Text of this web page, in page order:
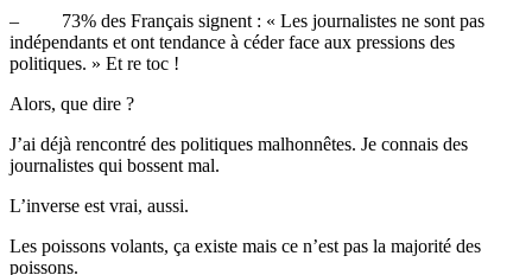
– 73% des Français signent : « Les journalistes ne sont pas
indépendants et ont tendance à céder face aux pressions des
politiques. » Et re toc !
Alors, que dire ?
J’ai déjà rencontré des politiques malhonnêtes. Je connais des
journalistes qui bossent mal.
L’inverse est vrai, aussi.
Les poissons volants, ça existe mais ce n’est pas la majorité des
poissons.